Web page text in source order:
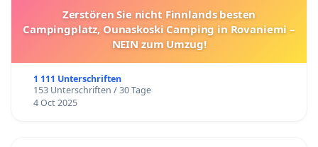
Zerstören Sie nicht Finnlands besten
Campingplatz, Ounaskoski Camping in Rovaniemi –
NEIN zum Umzug!
1 111 Unterschriften
153 Unterschriften / 30 Tage
4 Oct 2025